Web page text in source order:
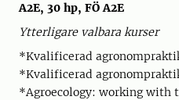
A2E, 30 hp, FÖ A2E
Ytterligare valbara kurser
*Kvalificerad
*Kvalificerad
*Agroecology: working with